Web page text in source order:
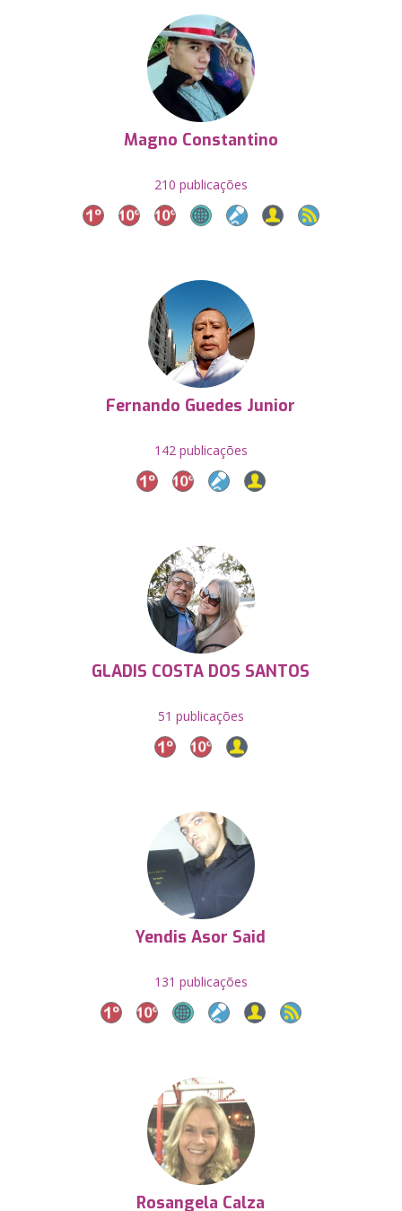
Magno Constantino
210 publicações
Fernando Guedes Junior
142 publicações
GLADIS COSTA DOS SANTOS
51 publicações
Yendis Asor Said
131 publicações
Rosangela Calza